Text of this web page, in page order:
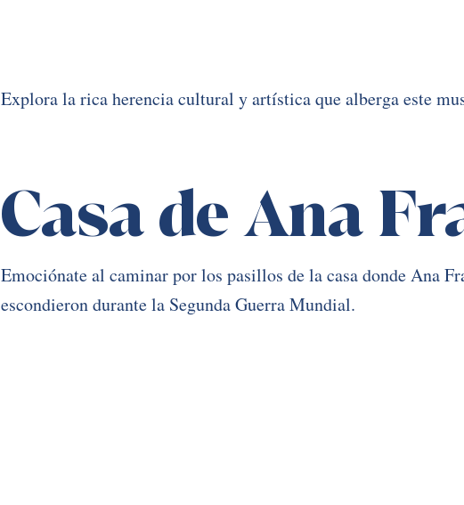
Explora la rica herencia cultural y artística que alberga este
Casa de Ana
Emociónate al caminar por los pasillos de la casa donde Ana
escondieron durante la Segunda Guerra Mundial.